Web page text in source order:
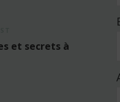
et secrets à